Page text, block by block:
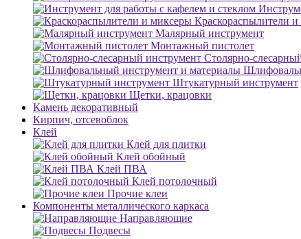
Краскораспылители
Малярный инструмент
Монтажный пистолет
Столярно-
Штукатурный инструмент
Щетки, крацовки
Камень декоративный
Кирпич, отсевоблок
Клей
Клей для плитки
Клей обойный
Клей ПВА
Клей потолочный
Прочие клеи
Компоненты металлического каркаса
Направляющие
Подвесы